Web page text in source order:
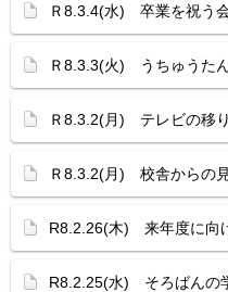
Ｒ8.3.4(水) 卒業を祝う
Ｒ8.3.3(火) うちゅうた
Ｒ8.3.2(月) テレビの移
Ｒ8.3.2(月) 校舎からの
R8.2.26(木) 来年度に向
R8.2.25(水) そろばんの